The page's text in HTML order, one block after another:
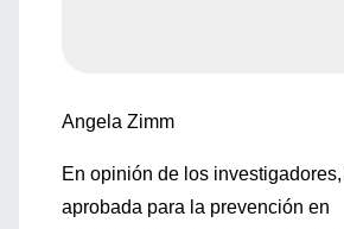
Angela Zimm
En opinión de los
aprobada para la prevención en